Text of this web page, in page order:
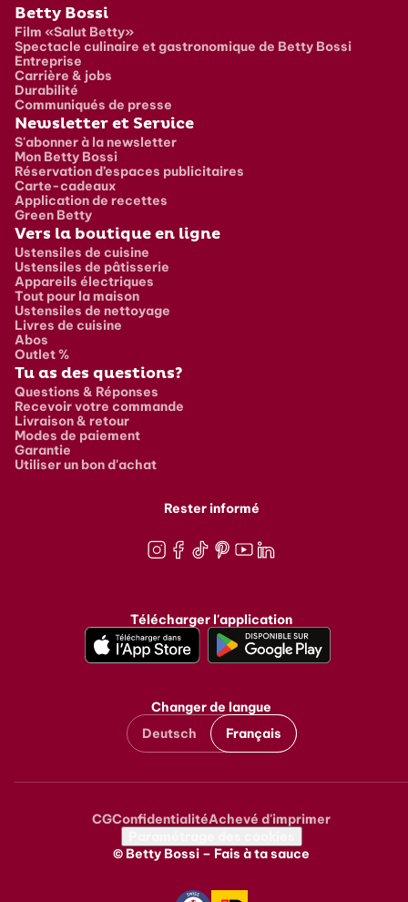
Pied de page
Betty Bossi
Film «Salut Betty»
Spectacle culinaire et gastronomique de Betty Bossi
Entreprise
Carrière & jobs
Durabilité
Communiqués de presse
Newsletter et Service
S'abonner à la newsletter
Mon Betty Bossi
Réservation d’espaces publicitaires
Carte-cadeaux
Application de recettes
Green Betty
Vers la boutique en ligne
Ustensiles de cuisine
Ustensiles de pâtisserie
Appareils électriques
Tout pour la maison
Ustensiles de nettoyage
Livres de cuisine
Abos
Outlet %
Tu as des questions?
Questions & Réponses
Recevoir votre commande
Livraison & retour
Modes de paiement
Garantie
Utiliser un bon d'achat
Rester informé
Télécharger l'application
Changer de langue
Deutsch
Français
Metanavigation
CGConfidentialitéAchevé d'imprimer
© Betty Bossi – Fais à ta sauce